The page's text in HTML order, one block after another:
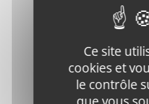
J900-947-
00601
SPIDER
119,25€ HT
Ce site
cookies et
le contrôle